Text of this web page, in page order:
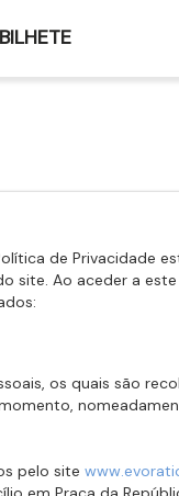
de Privacidade
site. Ao aceder a
os quais são
pelo site